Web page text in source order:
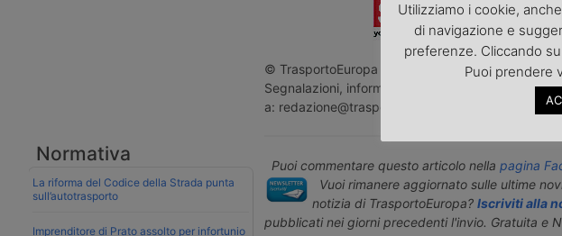
Normativa
La riforma del Codice della Strada punta
sull’autotrasporto
Imprenditore di Prato assolto per infortunio
© TrasportoEuropa - Riproduzione riservata -
Segnalazioni, informazioni, comunicati, nonché
a: redazione@trasportoeuropa.it
Puoi commentare questo articolo nella pagina
Vuoi rimanere aggiornato sulle ultime
notizia di TrasportoEuropa? Iscriviti alla
pubblicati nei giorni precedenti l'invio. Gratuita e
Utilizziamo i cookie,
di navigazione e
preferenze. Cliccando
Puoi prendere